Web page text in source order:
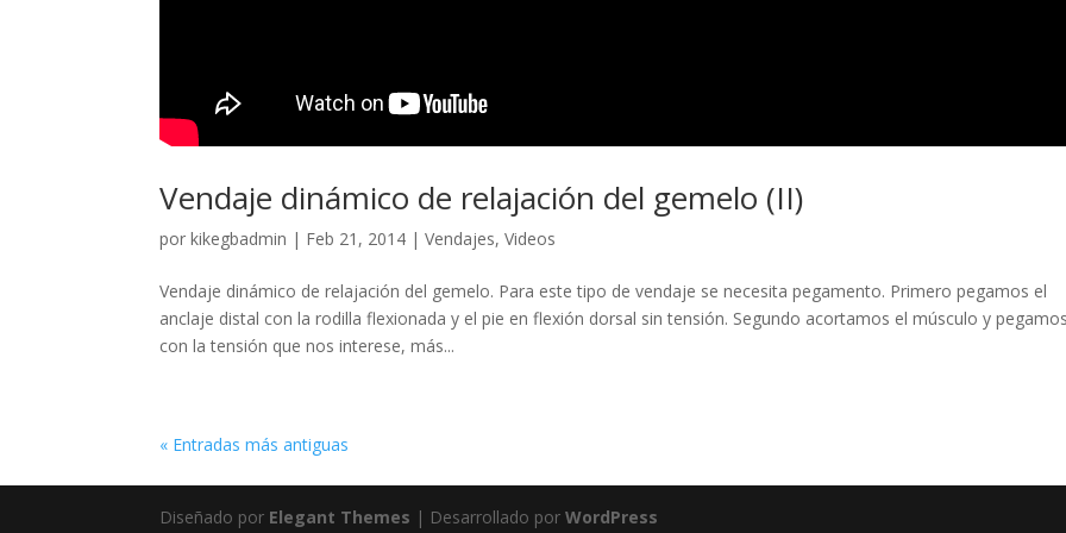
Vendaje dinámico de relajación del gemelo (II)
porkikegbadmin | Feb 21, 2014 |Vendajes,Videos
Vendaje dinámico de relajación del gemelo. Para este tipo de vendaje se necesita pegamento. Primero pegamos el
anclaje distal con la rodilla flexionada y el pie en flexión dorsal sin tensión. Segundo acortamos el músculo y
con la tensión que nos interese, más...
« Entradas más antiguas
Diseñado por Elegant Themes | Desarrollado porWordPress